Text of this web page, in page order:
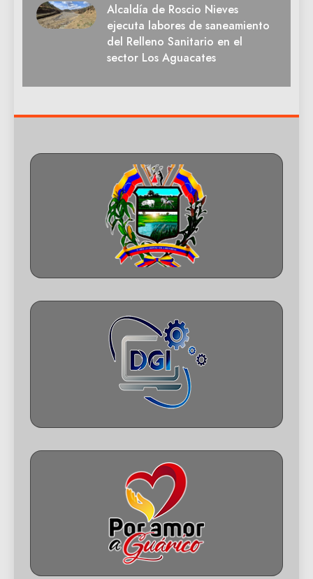
Alcaldía de Roscio Nieves
ejecuta labores de saneamiento
del Relleno Sanitario en el
sector Los Aguacates